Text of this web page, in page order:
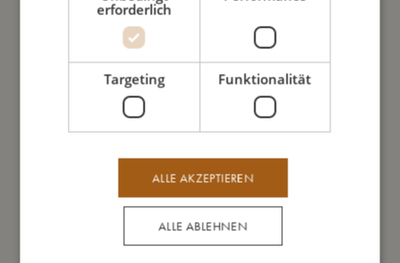
beliebtesten Bauernhoftieren.
Die Edelstahlflasche ist ein perfekter Begleiter für unterwegs für
unsere dazu passende Silikon-Lunchbox.
So groß bin ich
So kannst Du mich pflegen
erforderlich
Targeting Funktionalität
ALLE AKZEPTIEREN
ALLE ABLEHNEN